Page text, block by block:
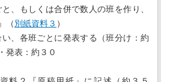
、もしくは合併で数人の班を作り、
（ 別紙資料３ ）
各班ごとに発表する（班分け：約
発表：約３０